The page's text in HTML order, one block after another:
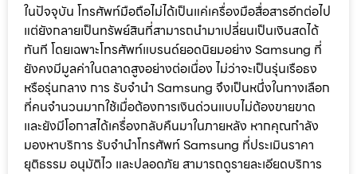
ในปัจจุบัน โทรศัพท์มือถือไม่ได้เป็นแค่เครื่องมือสื่อสารอีกต่อไป
แต่ยังกลายเป็นทรัพย์สินที่สามารถนำมาเปลี่ยนเป็นเงินสดได้
ทันที โดยเฉพาะโทรศัพท์แบรนด์ยอดนิยมอย่าง Samsung ที่
ยังคงมีมูลค่าในตลาดสูงอย่างต่อเนื่อง ไม่ว่าจะเป็นรุ่นเรือธง
หรือรุ่นกลาง การ รับจำนำ Samsung จึงเป็นหนึ่งในทางเลือก
ที่คนจำนวนมากใช้เมื่อต้องการเงินด่วนแบบไม่ต้องขายขาด
และยังมีโอกาสได้เครื่องกลับคืนมาในภายหลัง หากคุณกำลัง
มองหาบริการ รับจำนำโทรศัพท์ Samsung ที่ประเมินราคา
ยุติธรรม อนุมัติไว และปลอดภัย สามารถดูรายละเอียดบริการ